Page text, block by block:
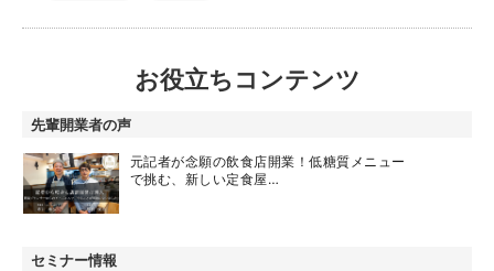
お役立ちコンテンツ
先輩開業者の声
元記者が念願の飲食店開業！低糖質メニュー
で挑む、新しい定食屋…
セミナー情報